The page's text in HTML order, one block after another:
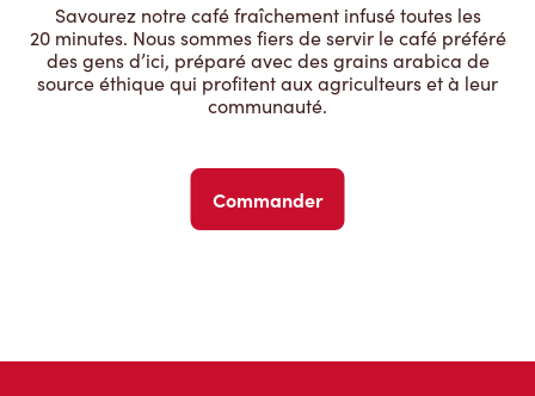
Savourez notre café fraîchement infusé toutes les
20 minutes. Nous sommes fiers de servir le café préféré
des gens d’ici, préparé avec des grains arabica de
source éthique qui profitent aux agriculteurs et à leur
communauté.
Commander